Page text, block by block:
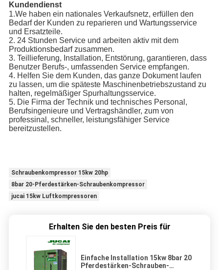
Kundendienst
1.We haben ein nationales Verkaufsnetz, erfüllen den
Bedarf der Kunden zu reparieren und Wartungsservice
und Ersatzteile.
2. 24 Stunden Service und arbeiten aktiv mit dem
Produktionsbedarf zusammen.
3. Teillieferung, Installation, Entstörung, garantieren, dass
Benutzer Berufs-, umfassenden Service empfangen.
4. Helfen Sie dem Kunden, das ganze Dokument laufen
zu lassen, um die späteste Maschinenbetriebszustand zu
halten, regelmäßiger Spurhaltungsservice.
5. Die Firma der Technik und technisches Personal,
Berufsingenieure und Vertragshändler, zum von
professinal, schneller, leistungsfähiger Service
bereitzustellen.
Schraubenkompressor 15kw 20hp
8bar 20-Pferdestärken-Schraubenkompressor
jucai 15kw Luftkompressoren
Erhalten Sie den besten Preis für
Einfache Installation 15kw 8bar 20
Pferdestärken-Schrauben-